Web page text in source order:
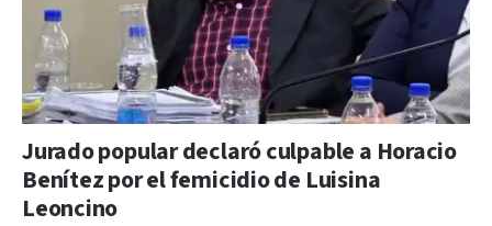
Jurado popular declaró culpable a Horacio
Benítez por el femicidio de Luisina
Leoncino